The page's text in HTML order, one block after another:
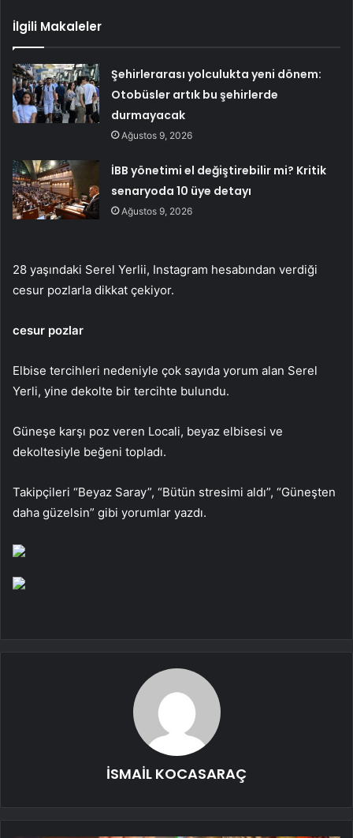
İlgili Makaleler
Şehirlerarası yolculukta yeni dönem:
Otobüsler artık bu şehirlerde
durmayacak
Ağustos 9, 2026
İBB yönetimi el değiştirebilir mi? Kritik
senaryoda 10 üye detayı
Ağustos 9, 2026
28 yaşındaki Serel Yerlii, Instagram hesabından verdiği
cesur pozlarla dikkat çekiyor.
cesur pozlar
Elbise tercihleri ​​nedeniyle çok sayıda yorum alan Serel
Yerli, yine dekolte bir tercihte bulundu.
Güneşe karşı poz veren Locali, beyaz elbisesi ve
dekoltesiyle beğeni topladı.
Takipçileri “Beyaz Saray”, “Bütün stresimi aldı”, “Güneşten
daha güzelsin” gibi yorumlar yazdı.
İSMAİL KOCASARAÇ